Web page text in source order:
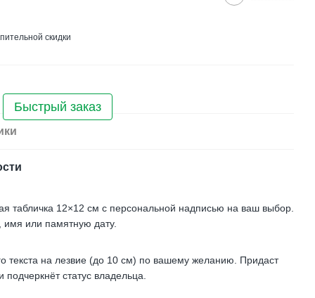
скидки
Быстрый заказ
табличка 12×12 см с персональной надписью на ваш выбор.
имя или памятную дату.
текста на лезвие (до 10 см) по вашему желанию. Придаст
статус владельца.